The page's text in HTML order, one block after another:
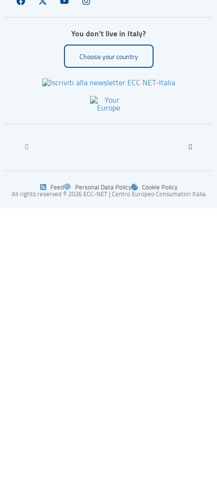
You don’t live in Italy?
Choose your country
All rights reserved © 2026 ECC-NET | Centro Europeo Consumatori Italia
Feed Personal Data Policy Cookie Policy